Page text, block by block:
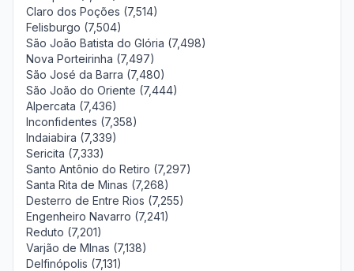
Claro dos Poções (7,514)
Felisburgo (7,504)
São João Batista do Glória (7,498)
Nova Porteirinha (7,497)
São José da Barra (7,480)
São João do Oriente (7,444)
Alpercata (7,436)
Inconfidentes (7,358)
Indaiabira (7,339)
Sericita (7,333)
Santo Antônio do Retiro (7,297)
Santa Rita de Minas (7,268)
Desterro de Entre Rios (7,255)
Engenheiro Navarro (7,241)
Reduto (7,201)
Varjão de MInas (7,138)
Delfinópolis (7,131)